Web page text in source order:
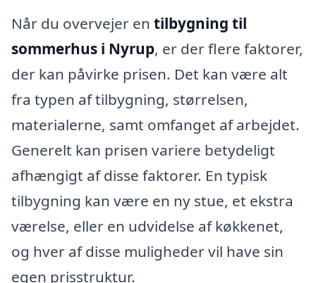
Når du overvejer en tilbygning til
sommerhus i Nyrup, er der flere faktorer,
der kan påvirke prisen. Det kan være alt
fra typen af tilbygning, størrelsen,
materialerne, samt omfanget af arbejdet.
Generelt kan prisen variere betydeligt
afhængigt af disse faktorer. En typisk
tilbygning kan være en ny stue, et ekstra
værelse, eller en udvidelse af køkkenet,
og hver af disse muligheder vil have sin
egen prisstruktur.